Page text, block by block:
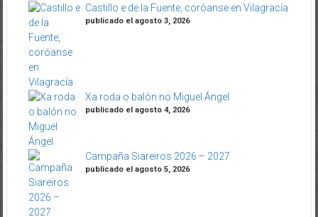
Castillo e de la Fuente, coróanse en Vilagracía
publicado el agosto 3, 2026
Xa roda o balón no Miguel Ángel
publicado el agosto 4, 2026
Campaña Siareiros 2026 – 2027
publicado el agosto 5, 2026